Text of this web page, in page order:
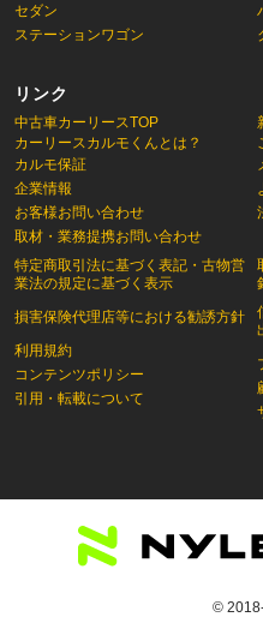
セダン
ステーションワゴン
リンク
中古車カーリースTOP
カーリースカルモくんとは？
カルモ保証
企業情報
お客様お問い合わせ
取材・業務提携お問い合わせ
特定商取引法に基づく表記・古物営
業法の規定に基づく表示
損害保険代理店等における勧誘方針
利用規約
コンテンツポリシー
引用・転載について
©